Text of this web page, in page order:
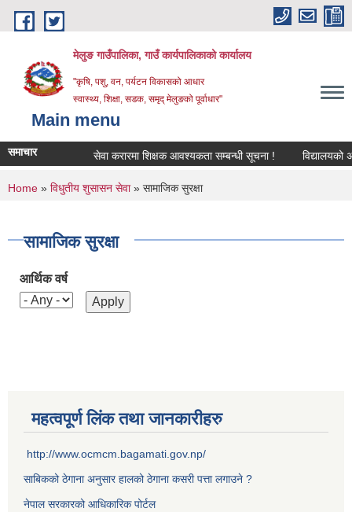
Skip to main content
मेलुङ गाउँपालिका, गाउँ कार्यपालिकाको कार्यालय
"कृषि, पशु, वन, पर्यटन विकासको आधार
स्वास्थ्य, शिक्षा, सडक, समृद् मेलुङको पूर्वाधार"
Main menu
समाचार सेवा करारमा शिक्षक आवश्‍यकता सम्बन्धी सूचना ! विद्यालयको
You are here
Home » विधुतीय शुसासन सेवा» सामाजिक सुरक्षा
सामाजिक सुरक्षा
आर्थिक वर्ष
महत्वपूर्ण लिंक तथा जानकारीहरु
http://www.ocmcm.bagamati.gov.np/
साबिकको ठेगाना अनुसार हालको ठेगाना कसरी पत्ता लगाउने ?
नेपाल सरकारको आधिकारिक पोर्टल